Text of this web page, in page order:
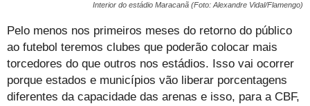
Interior do estádio Maracanã (Foto: Alexandre Vidal/Flamengo)
Pelo menos nos primeiros meses do retorno do público
ao futebol teremos clubes que poderão colocar mais
torcedores do que outros nos estádios. Isso vai ocorrer
porque estados e municípios vão liberar porcentagens
diferentes da capacidade das arenas e isso, para a CBF,